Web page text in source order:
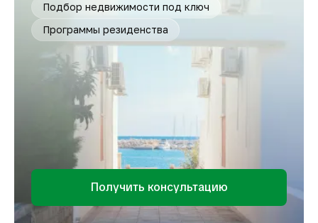
Подбор недвижимости под ключ
Программы резиденства
Получить консультацию